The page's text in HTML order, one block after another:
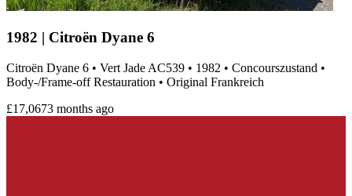
1982 | Citroën Dyane 6
Citroën Dyane 6 • Vert Jade AC539 • 1982 • Concourszustand •
Body‑/Frame-off Restauration • Original Frankreich
£17,0673 months ago